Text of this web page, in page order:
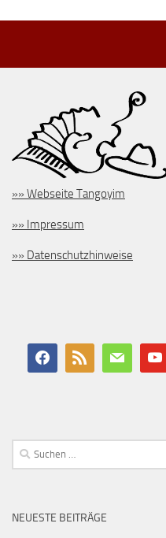
»» Webseite Tangoyim
»» Impressum
»» Datenschutzhinweise
Suchen
nach:
NEUESTE BEITRÄGE